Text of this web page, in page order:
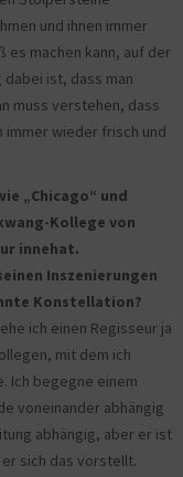
und ihnen immer
es machen kann, auf der
dabei ist, dass man
muss verstehen, dass
immer wieder frisch und
„Chicago“ und
Kollege von
innehat.
Inszenierungen
Konstellation?
ich einen Regisseur ja
mit dem ich
Ich begegne einem
voneinander abhängig
abhängig, aber er ist
sich das vorstellt.